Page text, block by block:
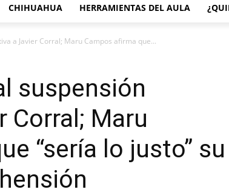
CHIHUAHUA HERRAMIENTAS DEL AULA
a Javier Corral; Maru Campos afirma que...
suspensión
Corral; Maru
“sería lo justo” su